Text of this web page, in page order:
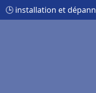
🕒 installation et